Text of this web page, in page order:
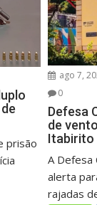
prisão
ago 7,
0
Defesa
de
Itabirito
A Defesa
alerta
rajadas